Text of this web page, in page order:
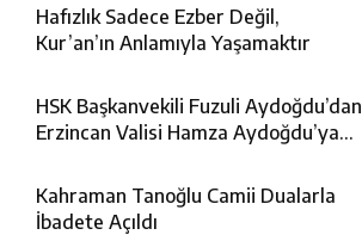
Hafızlık Sadece Ezber Değil,
Kur’an’ın Anlamıyla Yaşamaktır
HSK Başkanvekili Fuzuli Aydoğdu’dan
Erzincan Valisi Hamza Aydoğdu’ya
Kahraman Tanoğlu Camii Dualarla
İbadete Açıldı